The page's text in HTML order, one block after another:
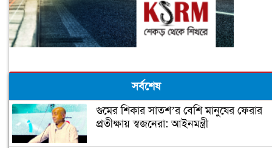
সর্বশেষ
গুমের শিকার সাতশ’র বেশি মানুষের ফেরার
প্রতীক্ষায় স্বজনেরা: আইনমন্ত্রী